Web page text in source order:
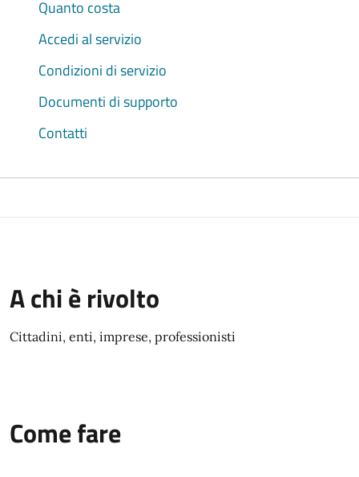
Quanto costa
Accedi al servizio
Condizioni di servizio
Documenti di supporto
Contatti
A chi è rivolto
Cittadini, enti, imprese, professionisti
Come fare